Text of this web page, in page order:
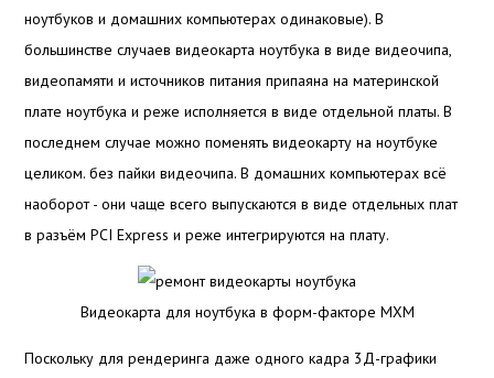
ноутбуков и домашних компьютерах одинаковые). В
большинстве случаев видеокарта ноутбука в виде видеочипа,
видеопамяти и источников питания припаяна на материнской
плате ноутбука и реже исполняется в виде отдельной платы. В
последнем случае можно поменять видеокарту на ноутбуке
целиком. без пайки видеочипа. В домашних компьютерах всё
наоборот - они чаще всего выпускаются в виде отдельных плат
в разъём PCI Express и реже интегрируются на плату.
Видеокарта для ноутбука в форм-факторе MXM
Поскольку для рендеринга даже одного кадра 3Д-графики